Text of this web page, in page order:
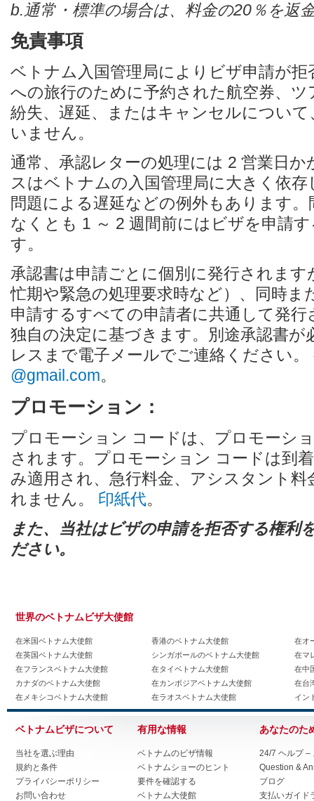
b.通常・標準の場合は、料金の20％を返
免責事項
ベトナム入国管理局によりビザ申請が
への旅行のために予約された航空券、
紛失、遅延、またはキャンセルについ
いません。
通常、承認レターの処理には 2 営業日
スはベトナムの入国管理局に大きく依
問題による遅延などの例外もあります
なくとも 1 ～ 2 週間前にはビザを申請
す。
承認書は申請ごとに個別に発行されま
忙期や緊急の処理要求時など）、同時ま
申請するすべての申請者に共通して発
独自の決定に基づきます。別途承認書が
レスまで電子メールでご連絡ください。
@gmail.com。
プロモーション：
プロモーション コードは、プロモーシ
されます。プロモーション コードは到
み適用され、急行料金、アシスタント料
れません。
印紙代。
また、当社はビザの申請を拒否する権利
ださい。
世界のベトナムビザ大使館
在米国ベトナム大使館
在英国ベトナム大使館
在フランスベトナム大使館
カナダのベトナム大使館
在メキシコベトナム大使館
香港のベトナム大使館
シンガポールのベトナム大使館
在タイベトナム大使館
在カンボジアベトナム大使館
在ラオスベトナム大使館
在オ
在マ
在中
在台
イン
ベトナムビザについて
当社を選ぶ理由
規約と条件
プライバシーポリシー
お問い合わせ
有用な情報
ベトナムのビザ情報
ベトナムショーのヒント
要件を確認する
ベトナム大使館
あなたのた
24/7 ヘルプ –
Question &
ブログ
支払いガイド